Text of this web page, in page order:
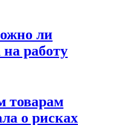
ли
работу
товарам
о рисках